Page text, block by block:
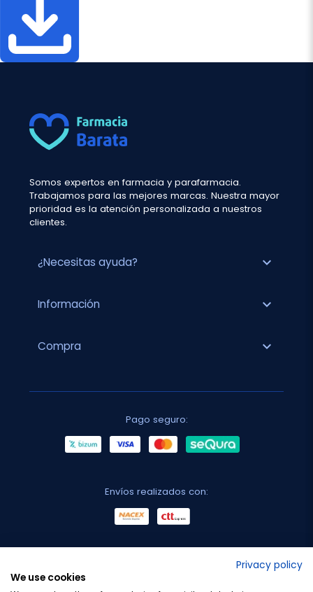
Somos expertos en farmacia y parafarmacia.
Trabajamos para las mejores marcas. Nuestra mayor
prioridad es la atención personalizada a nuestros
clientes.
¿Necesitas ayuda? expand_more
Información expand_more
Compra expand_more
Pago seguro:
Envíos realizados con:
Privacy policy
We use cookies